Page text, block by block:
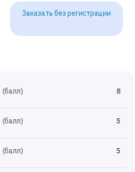
Заказать без регистрации
(балл) 8
(балл) 5
(балл) 5